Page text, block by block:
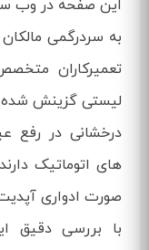
این صفحه در وب
تعمیرکاران
لیستی گزینش شده
درخشانی در رفع
های اتوماتیک
صورت ادواری
با بررسی دقیق